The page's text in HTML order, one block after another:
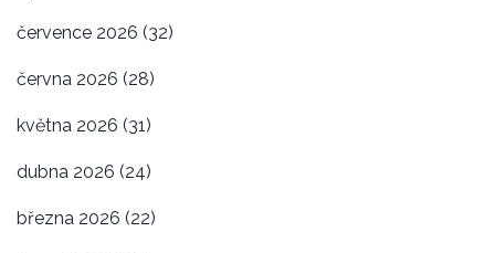
července 2026 (32)
června 2026 (28)
května 2026 (31)
dubna 2026 (24)
března 2026 (22)